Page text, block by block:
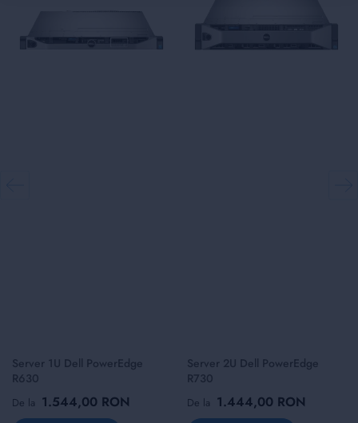
Server 1U Dell PowerEdge
R630
De la 1.544,00 RON
Server 2U Dell PowerEdge
R730
De la 1.444,00 RON